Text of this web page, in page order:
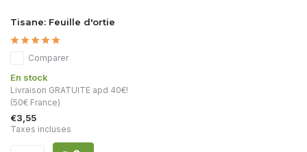
Tisane: Feuille d'ortie
Comparer
En stock
Livraison GRATUITE apd 40€!
(50€ France)
€3,55
Taxes incluses